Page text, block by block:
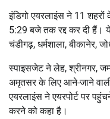
इंडिगो एयरलाइंस ने 11
5:29 बजे तक रद्द कर दी हैं।
चंडीगढ़, धर्मशाला, बीकानेर,
स्पाइसजेट ने लेह, श्रीनगर,
अमृतसर के लिए आने-जाने
एयरलाइंस ने एयरपोर्ट पर
करने को कहा है।